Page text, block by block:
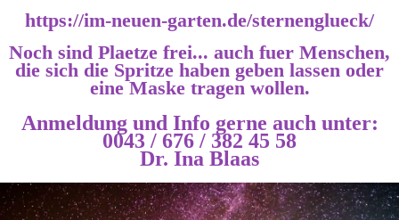
https://im-neuen-garten.de/sternenglueck/
Noch sind Plaetze frei... auch fuer Menschen,
die sich die Spritze haben geben lassen oder
eine Maske tragen wollen.
Anmeldung und Info gerne auch unter:
0043 / 676 / 382 45 58
Dr. Ina Blaas